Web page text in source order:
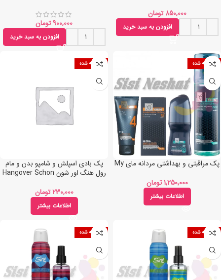
تومان
افزودن به سبد خرید
تومان
افزودن به سبد خرید
فروخته شده
پک مراقبتی و بهداشتی مردانه مای My
تومان
اطلاعات بیشتر
فروخته شده
پک بادی اسپلش و شامپو بدن و مام
رول هنگ اور شون Hangover Schon
تومان
اطلاعات بیشتر
فروخته شده فروخته شده